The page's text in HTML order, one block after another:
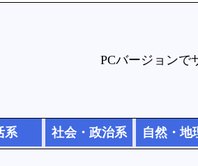
PCバージョンで
系 社会・政治系 自然・地